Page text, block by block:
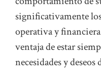
significativamente
operativa y
ventaja de estar
necesidades y deseos